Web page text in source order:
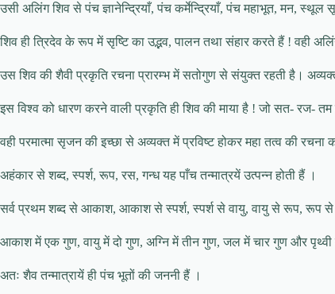
उसी अलिंग शिव से पंच ज्ञानेन्द्रियाँ, पंच कर्मेन्द्रियाँ, पंच महाभूत, मन, स्थूल
शिव ही त्रिदेव के रूप में सृष्टि का उद्भव, पालन तथा संहार करते हैं ! वही
उस शिव की शैवी प्रकृति रचना प्रारम्भ में सतोगुण से संयुक्त रहती है।
इस विश्व को धारण करने वाली प्रकृति ही शिव की माया है ! जो सत- रज-
वही परमात्मा सृजन की इच्छा से अव्यक्त में प्रविष्ट होकर महा तत्व की
अहंकार से शब्द, स्पर्श, रूप, रस, गन्ध यह पाँच तन्मात्रयें उत्पन्न होती हैं ।
सर्व प्रथम शब्द से आकाश, आकाश से स्पर्श, स्पर्श से वायु, वायु से रूप, रूप से
आकाश में एक गुण, वायु में दो गुण, अग्नि में तीन गुण, जल में चार गुण और पृथ्वी में
अतः शैव तन्मात्रायें ही पंच भूतों की जननी हैं ।